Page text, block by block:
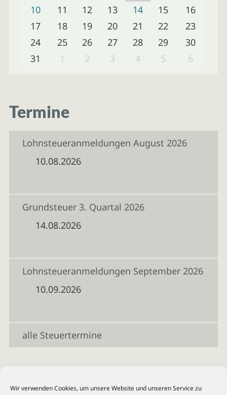
Wir verwenden Cookies, um unsere Website und unseren Service zu
10
11 12 13 14 15
16
17
18 19 20 21 22
23
24
25 26 27 28 29
30
31
1 2 3 4 5 6
Termine
Lohnsteueranmeldungen August 2026
10.08.2026
Grundsteuer 3. Quartal 2026
14.08.2026
Lohnsteueranmeldungen September 2026
10.09.2026
alle Steuertermine